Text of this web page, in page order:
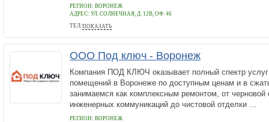
РЕГИОН: ВОРОНЕЖ
АДРЕС: УЛ. СОЛНЕЧНАЯ, Д. 12В, ОФ. 46
ТЕЛ:ПОКАЗАТЬ
7 (473) 254-08-01
ООО Под ключ - Воронеж
Компания ПОД КЛЮЧ оказывает полный спектр
помещений в Воронеже по доступным ценам и в
занимаемся как комплексным ремонтом, от черновой
инженерных коммуникаций до чистовой отделки ...
РЕГИОН: ВОРОНЕЖ